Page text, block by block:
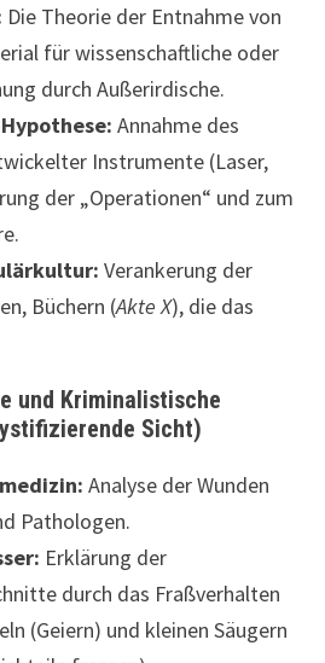
Die Theorie der Entnahme von
für wissenschaftliche oder
durch Außerirdische.
Annahme des
Instrumente (Laser,
der „Operationen“ und zum
Verankerung der
Büchern (Akte X), die das
und Kriminalistische
Sicht)
Analyse der Wunden
Pathologen.
Erklärung der
durch das Fraßverhalten
(Geiern) und kleinen Säugern